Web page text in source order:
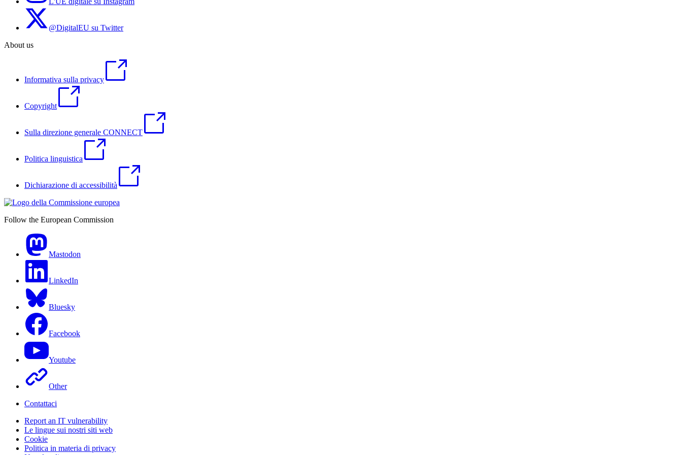
@DigitalEU su Twitter
About us
Informativa sulla privacy
Copyright
Sulla direzione generale CONNECT
Politica linguistica
Dichiarazione di accessibilità
Follow the European Commission
Mastodon
LinkedIn
Bluesky
Facebook
Youtube
Other
Contattaci
Report an IT vulnerability
Le lingue sui nostri siti web
Cookie
Politica in materia di privacy